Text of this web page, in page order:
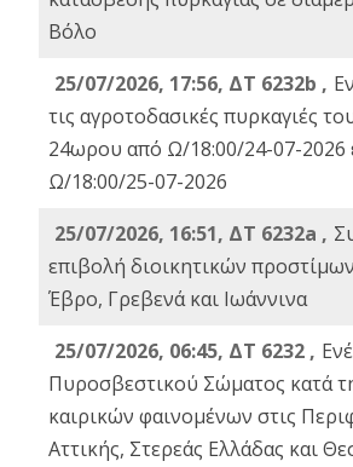
Βόλο
25/07/2026, 17:56, ΔΤ 6232b ,
τις αγροτοδασικές πυρκαγιές
24ωρου από Ω/18:00/24-07-2026
Ω/18:00/25-07-2026
25/07/2026, 16:51, ΔΤ 6232a ,
επιβολή διοικητικών
Έβρο, Γρεβενά και Ιωάννινα
25/07/2026, 06:45, ΔΤ 6232 ,
Πυροσβεστικού Σώματος κατά
καιρικών φαινομένων στις
Αττικής, Στερεάς Ελλάδας και